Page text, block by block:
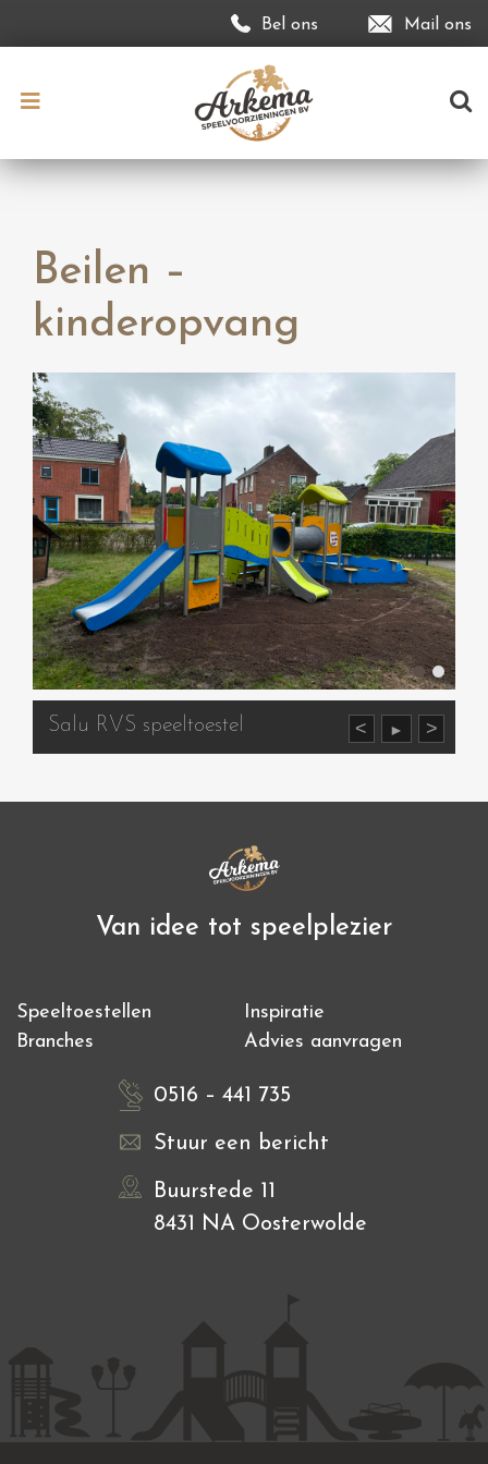
Bel ons Mail ons
Beilen –
kinderopvang
< ► >
Salu RVS speeltoestel
Van idee tot speelplezier
Speeltoestellen
Inspiratie
Branches
Advies aanvragen
0516 – 441 735
Stuur een bericht
Buurstede 11
8431 NA Oosterwolde